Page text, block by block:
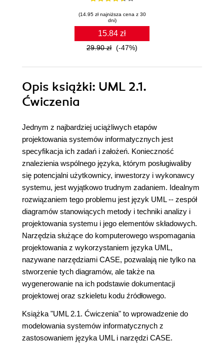
(14.95 zł najniższa cena z 30
dni)
15.84 zł
29.90 zł (-47%)
Opis książki: UML 2.1.
Ćwiczenia
Jednym z najbardziej uciążliwych etapów
projektowania systemów informatycznych jest
specyfikacja ich zadań i założeń. Konieczność
znalezienia wspólnego języka, którym posługiwaliby
się potencjalni użytkownicy, inwestorzy i wykonawcy
systemu, jest wyjątkowo trudnym zadaniem. Idealnym
rozwiązaniem tego problemu jest język UML -- zespół
diagramów stanowiących metody i techniki analizy i
projektowania systemu i jego elementów składowych.
Narzędzia służące do komputerowego wspomagania
projektowania z wykorzystaniem języka UML,
nazywane narzędziami CASE, pozwalają nie tylko na
stworzenie tych diagramów, ale także na
wygenerowanie na ich podstawie dokumentacji
projektowej oraz szkieletu kodu źródłowego.
Książka "UML 2.1. Ćwiczenia" to wprowadzenie do
modelowania systemów informatycznych z
zastosowaniem języka UML i narzędzi CASE.